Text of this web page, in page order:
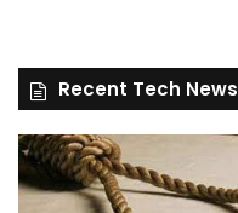
Recent Tech News